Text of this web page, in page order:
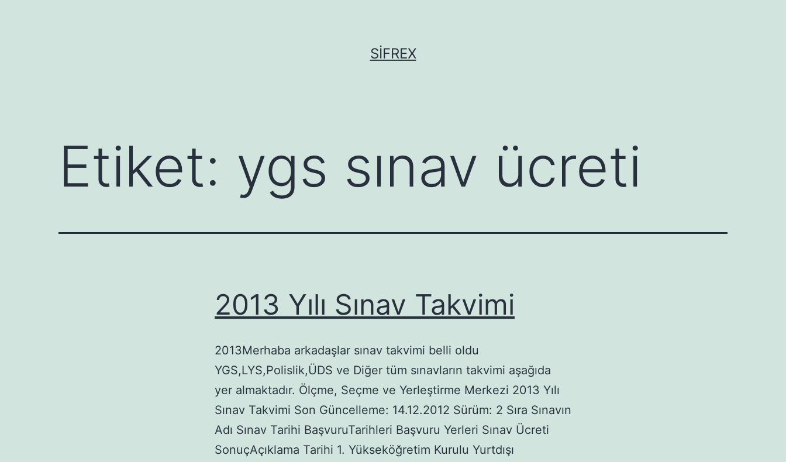
SIFREX
Etiket: ygs sınav ücreti
2013 Yılı Sınav Takvimi
2013Merhaba arkadaşlar sınav takvimi belli oldu
YGS,LYS,Polislik,ÜDS ve Diğer tüm sınavların takvimi aşağıda
yer almaktadır. Ölçme, Seçme ve Yerleştirme Merkezi 2013 Yılı
Sınav Takvimi Son Güncelleme: 14.12.2012 Sürüm: 2 Sıra Sınavın
Adı Sınav Tarihi BaşvuruTarihleri Başvuru Yerleri Sınav Ücreti
SonuçAçıklama Tarihi 1. Yükseköğretim Kurulu Yurtdışı